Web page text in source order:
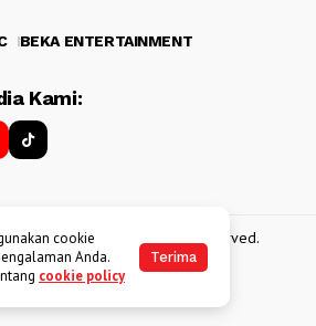
BEKA ENTERTAINMENT
Kami:
BATAKKEREN . All rights reserved.
Data Pribadi
Disclaimer
cookie
Anda.
cookie policy
Terima